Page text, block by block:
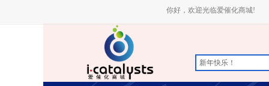
你好，欢迎光临爱催化商城!